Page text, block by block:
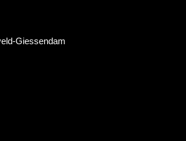
Giessendam